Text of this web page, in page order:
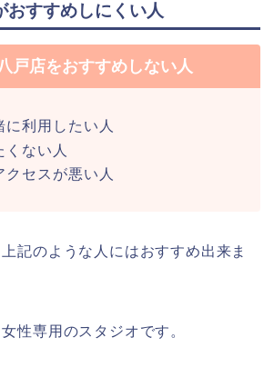
おすすめしにくい人
戸店をおすすめしない人
に利用したい人
くない人
クセスが悪い人
記のような人にはおすすめ出来ま
性専用のスタジオです。